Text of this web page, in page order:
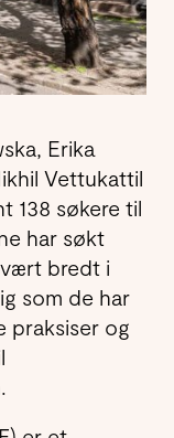
Erika
Vettukattil
138 søkere til
har søkt
bredt i
som de har
praksiser og